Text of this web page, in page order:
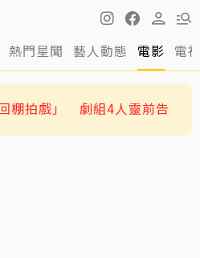
熱門星聞 藝人動態 電影 電
棚拍戲」 劇組4人靈前告